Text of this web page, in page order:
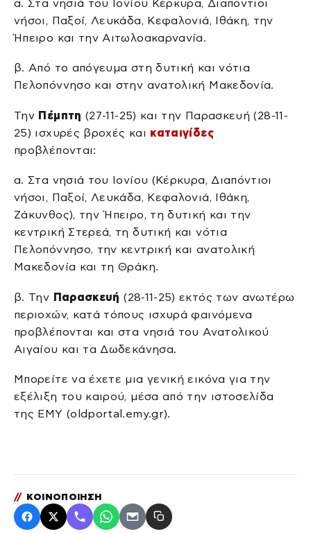
α. Στα νησιά του Ιονίου Κέρκυρα, Διαπόντιοι
νήσοι, Παξοί, Λευκάδα, Κεφαλονιά, Ιθάκη, την
Ήπειρο και την Αιτωλοακαρνανία.
β. Από το απόγευμα στη δυτική και νότια
Πελοπόννησο και στην ανατολική Μακεδονία.
Την Πέμπτη (27-11-25) και την Παρασκευή (28-11-
25) ισχυρές βροχές και καταιγίδες
προβλέπονται:
α. Στα νησιά του Ιονίου (Κέρκυρα, Διαπόντιοι
νήσοι, Παξοί, Λευκάδα, Κεφαλονιά, Ιθάκη,
Ζάκυνθος), την Ήπειρο, τη δυτική και την
κεντρική Στερεά, τη δυτική και νότια
Πελοπόννησο, την κεντρική και ανατολική
Μακεδονία και τη Θράκη.
β. Την Παρασκευή (28-11-25) εκτός των ανωτέρω
περιοχών, κατά τόπους ισχυρά φαινόμενα
προβλέπονται και στα νησιά του Ανατολικού
Αιγαίου και τα Δωδεκάνησα.
Μπορείτε να έχετε μια γενική εικόνα για την
εξέλιξη του καιρού, μέσα από την ιστοσελίδα
της ΕΜΥ (oldportal.emy.gr).
// ΚΟΙΝΟΠΟΙΗΣΗ